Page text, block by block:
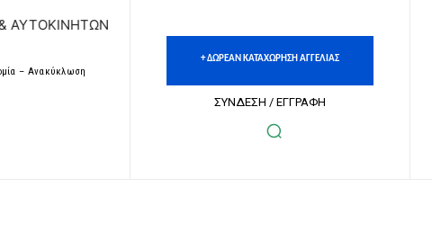
| ΔΩΡΕΑΝ ΚΑΤΑΧΩΡΗΣΗ ΑΓΓΕΛΙΩΝ ΑΚΙΝΗΤΩΝ &
– Ανακύκλωση
+ ΔΩΡΕΑΝ ΚΑΤΑΧΩΡΗΣΗ ΑΓΓΕΛΙΑΣ
ΣΥΝΔΕΣΗ / ΕΓΓΡΑΦΗ